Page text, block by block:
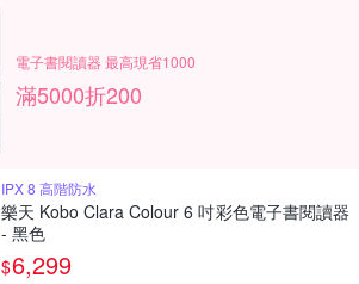
電子書閱讀器 最高現省1000
滿5000折200
IPX 8 高階防水
樂天 Kobo Clara Colour 6 吋彩色電子書閱讀器
- 黑色
$6,299